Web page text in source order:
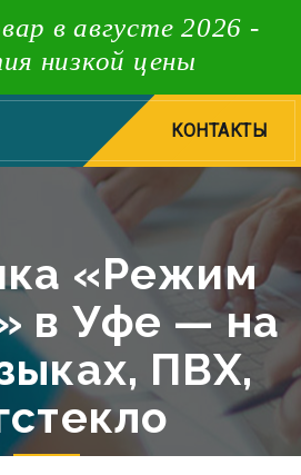
в августе 2026 -
низкой цены
КОНТАКТЫ
«Режим
в Уфе — на
ПВХ,